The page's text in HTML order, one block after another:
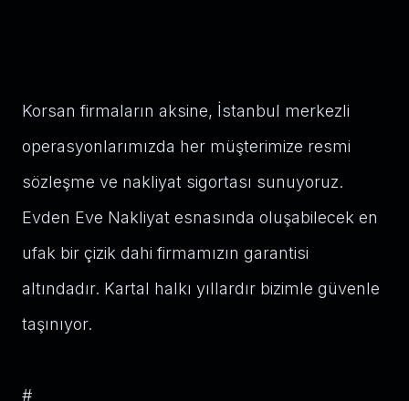
Korsan firmaların aksine, İstanbul merkezli
operasyonlarımızda her müşterimize resmi
sözleşme ve nakliyat sigortası sunuyoruz.
Evden Eve Nakliyat esnasında oluşabilecek en
ufak bir çizik dahi firmamızın garantisi
altındadır. Kartal halkı yıllardır bizimle güvenle
taşınıyor.
#